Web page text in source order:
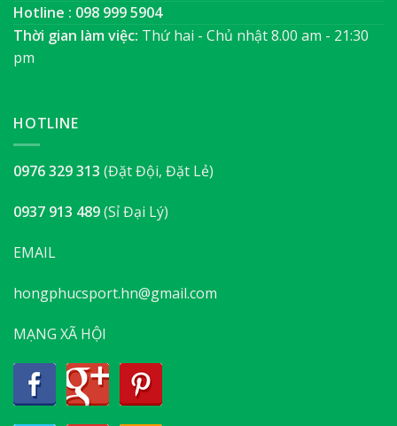
Hotline : 098 999 5904
Thời gian làm việc: Thứ hai - Chủ nhật 8.00 am - 21:30
pm
HOTLINE
0976 329 313 (Đặt Đội, Đặt Lẻ)
0937 913 489(Sỉ Đại Lý)
EMAIL
hongphucsport.hn@gmail.com
MẠNG XÃ HỘI